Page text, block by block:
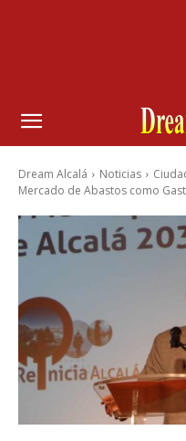
Dream Alcalá Noticias
Mercado de Abastos como